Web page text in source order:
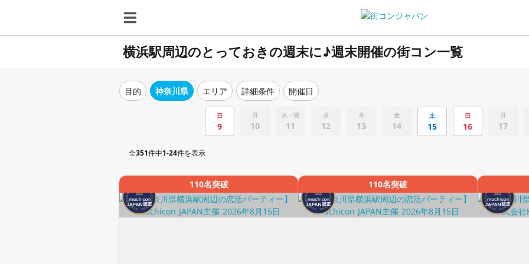
横浜駅周辺のとっておきの週末に♪週末開催の街コン一覧
目的 神奈川県 エリア 詳細条件 開催日
日
9
月
10
火・祝
11
水
12
木
13
金
14
土
15
日
16
月
17
全351件中1-24件を表示
110名突破 110名突破